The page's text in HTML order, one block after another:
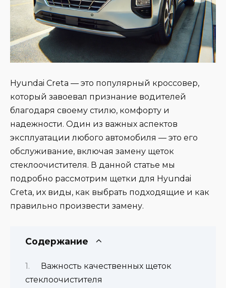
Hyundai Creta — это популярный кроссовер,
который завоевал признание водителей
благодаря своему стилю, комфорту и
надежности. Один из важных аспектов
эксплуатации любого автомобиля — это его
обслуживание, включая замену щеток
стеклоочистителя. В данной статье мы
подробно рассмотрим щетки для Hyundai
Creta, их виды, как выбрать подходящие и как
правильно произвести замену.
Содержание
Важность качественных щеток
стеклоочистителя